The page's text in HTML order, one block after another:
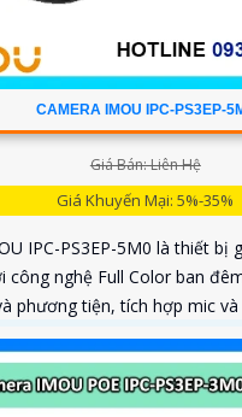
CAMERA IMOU IPC-PS3EP-
Giá Bán: Liên Hệ
Giá Khuyến Mại: 5%-35%
IPC-PS3EP-5M0 là thiết bị
công nghệ Full Color ban
phương tiện, tích hợp mic
lợi, phù hợp cho gia đình,